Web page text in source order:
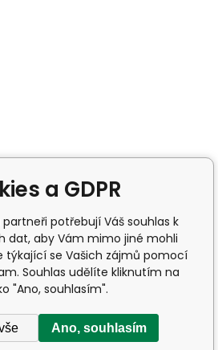
a GDPR
partneři potřebují Váš souhlas k
dat, aby Vám mimo jiné mohli
týkající se Vašich zájmů pomocí
Souhlas udělíte kliknutím na
"Ano, souhlasím".
Ano, souhlasím